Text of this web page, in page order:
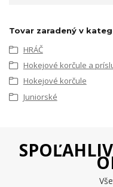
Tovar zaradený v
HRÁČ
Hokejové korčule a
Hokejové korčule
Juniorské